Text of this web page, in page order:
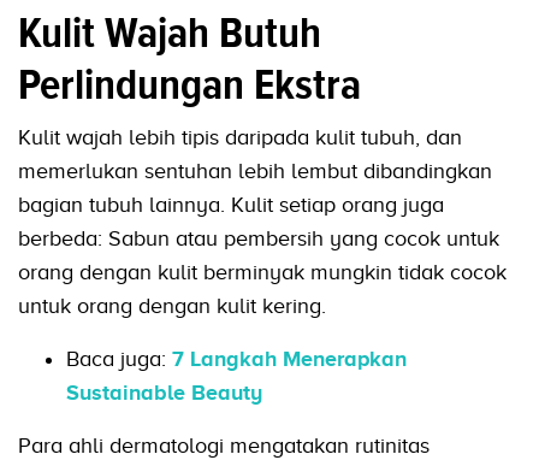
Kulit Wajah Butuh
Perlindungan Ekstra
Kulit wajah lebih tipis daripada kulit tubuh, dan
memerlukan sentuhan lebih lembut dibandingkan
bagian tubuh lainnya. Kulit setiap orang juga
berbeda: Sabun atau pembersih yang cocok untuk
orang dengan kulit berminyak mungkin tidak cocok
untuk orang dengan kulit kering.
Baca juga: 7 Langkah Menerapkan
Sustainable Beauty
Para ahli dermatologi mengatakan rutinitas